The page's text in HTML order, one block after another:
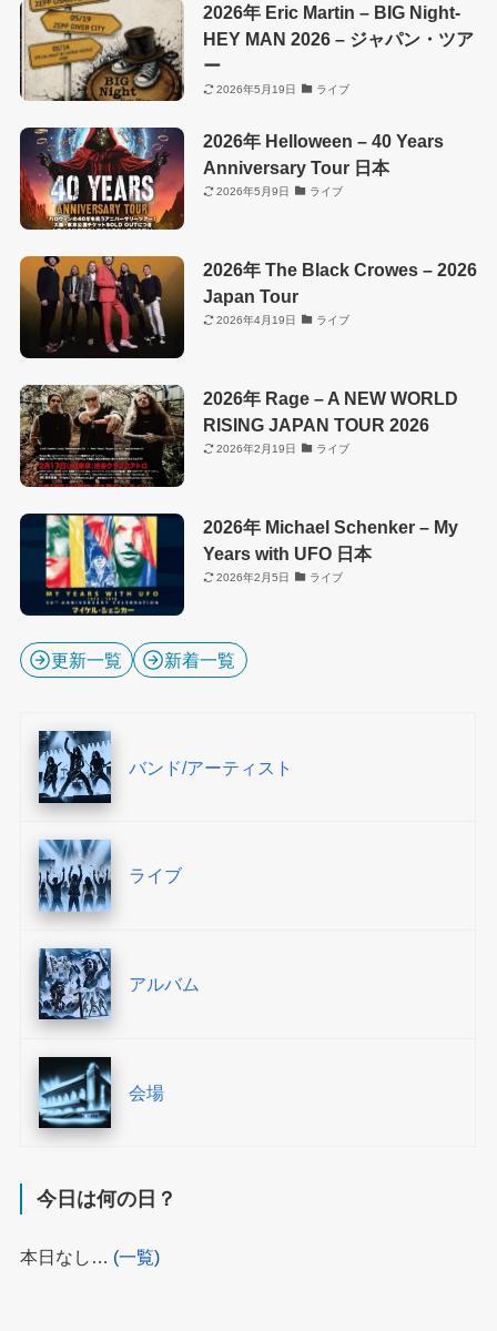
2026年 Eric Martin – BIG Night-
HEY MAN 2026 – ジャパン・ツア
ー
2026年5月19日 ライブ
2026年 Helloween – 40 Years
Anniversary Tour 日本
2026年5月9日 ライブ
2026年 The Black Crowes – 2026
Japan Tour
2026年4月19日 ライブ
2026年 Rage – A NEW WORLD
RISING JAPAN TOUR 2026
2026年2月19日 ライブ
2026年 Michael Schenker – My
Years with UFO 日本
2026年2月5日 ライブ
更新一覧 新着一覧
バンド/アーティスト
ライブ
アルバム
会場
今日は何の日？
本日なし… (一覧)